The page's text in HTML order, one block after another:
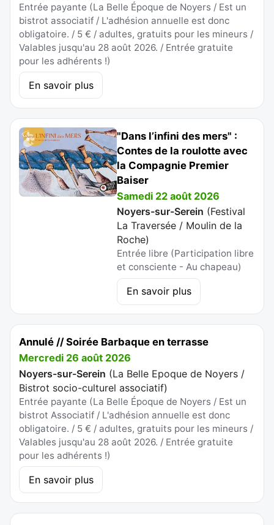
Entrée payante (La Belle Époque de Noyers / Est un
bistrot associatif / L'adhésion annuelle est donc
obligatoire. / 5 € / adultes, gratuits pour les mineurs /
Valables jusqu'au 28 août 2026. / Entrée gratuite
pour les adhérents !)
En savoir plus
"Dans l’infini des mers" :
Contes de la roulotte avec
la Compagnie Premier
Baiser
Samedi 22 août 2026
Noyers-sur-Serein (Festival
La Traversée / Moulin de la
Roche)
Entrée libre (Participation libre
et consciente - Au chapeau)
En savoir plus
Annulé // Soirée Barbaque en terrasse
Mercredi 26 août 2026
Noyers-sur-Serein (La Belle Epoque de Noyers /
Bistrot socio-culturel associatif)
Entrée payante (La Belle Époque de Noyers / Est un
bistrot Associatif / L'adhésion annuelle est donc
obligatoire. / 5 € / adultes, gratuits pour les mineurs /
Valables jusqu'au 28 août 2026. / Entrée gratuite
pour les adhérents !)
En savoir plus